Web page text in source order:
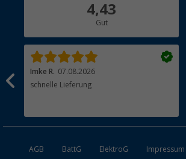
4,43
Gut
Imke R. 07.08.2026
schnelle Lieferung
AGB BattG ElektroG
Impressum